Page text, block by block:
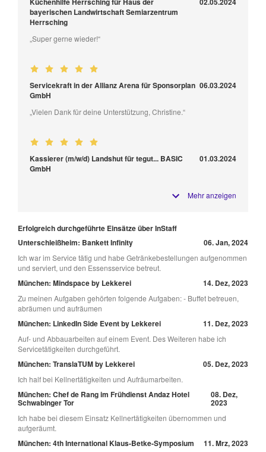
bayerischen Landwirtschaft Semiarzentrum
Herrsching
„Super gerne wieder!“
Servicekraft in der Allianz Arena für Sponsorplan
GmbH
06.03.2024
„Vielen Dank für deine Unterstützung, Christine.“
Kassierer (m/w/d) Landshut für tegut... BASIC
GmbH
01.03.2024
Mehr anzeigen
Erfolgreich durchgeführte Einsätze über InStaff
Unterschleißheim: Bankett Infinity
06. Jan, 2024
Ich war im Service tätig und habe Getränkebestellungen aufgenommen
und serviert, und den Essensservice betreut.
München: Mindspace by Lekkerei 14. Dez, 2023
Zu meinen Aufgaben gehörten folgende Aufgaben: - Buffet betreuen,
abräumen und aufräumen
München: LinkedIn Side Event by Lekkerei 11. Dez, 2023
Auf- und Abbauarbeiten auf einem Event. Des Weiteren habe ich
Servicetätigkeiten durchgeführt.
München: TranslaTUM by Lekkerei 05. Dez, 2023
Ich half bei Kellnertätigkeiten und Aufräumarbeiten.
München: Chef de Rang im Frühdienst Andaz Hotel
Schwabinger Tor
08. Dez,
2023
Ich habe bei diesem Einsatz Kellnertätigkeiten übernommen und
aufgeräumt.
München: 4th International Klaus-Betke-Symposium 11. Mrz, 2023